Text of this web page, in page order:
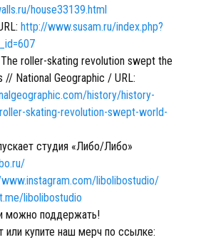
house33139.html
http://www.susam.ru/index.php?
roller-skating revolution swept the
// National Geographic / URL:
history/history-
skating-revolution-swept-world-
студия «Либо/Либо»
libolibostudio/
libolibostudio
можно поддержать!
или купите наш мерч по ссылке: